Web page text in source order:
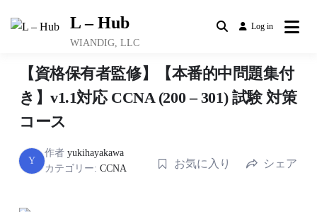
L – Hub
WIANDIG, LLC
Log in
【資格保有者監修】【本番的中問題集付
き】v1.1対応 CCNA (200 – 301) 試験 対策
コース
Y
作者 yukihayakawa
カテゴリー: CCNA お気に入り シェア